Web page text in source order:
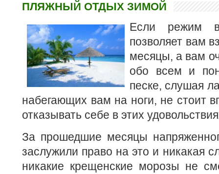
ПЛЯЖНЫЙ ОТДЫХ ЗИМОЙ
Если режим
позволяет вам
месяцы, а вам
обо всем и
песке, слушая
набегающих вам на ноги, не стоит
отказывать себе в этих
За прошедшие месяцы
заслужили право на это и никакая
никакие крещенские морозы не